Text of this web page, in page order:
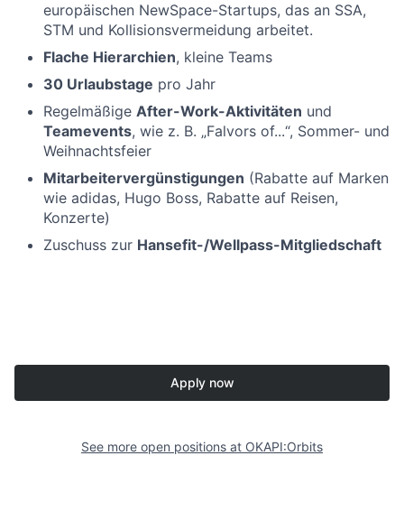
europäischen NewSpace-Startups, das an SSA,
STM und Kollisionsvermeidung arbeitet.
Flache Hierarchien, kleine Teams
30 Urlaubstage pro Jahr
Regelmäßige After-Work-Aktivitäten und
Teamevents, wie z. B. „Falvors of...“, Sommer- und
Weihnachtsfeier
Mitarbeitervergünstigungen (Rabatte auf Marken
wie adidas, Hugo Boss, Rabatte auf Reisen,
Konzerte)
Zuschuss zur Hansefit-/Wellpass-Mitgliedschaft
Apply now
See more open positions at OKAPI:Orbits